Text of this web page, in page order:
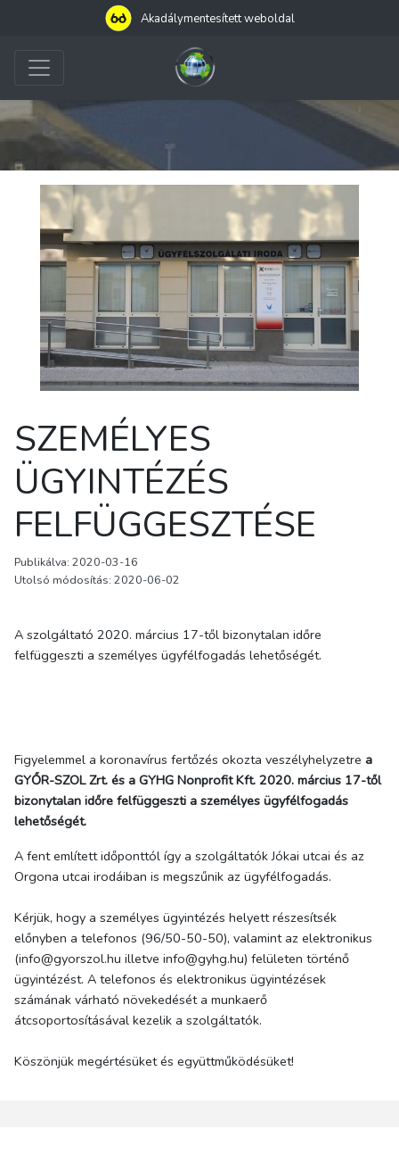
Akadálymentesített weboldal
SZEMÉLYES
ÜGYINTÉZÉS
FELFÜGGESZTÉSE
Publikálva: 2020-03-16
Utolsó módosítás: 2020-06-02
A szolgáltató 2020. március 17-től bizonytalan időre
felfüggeszti a személyes ügyfélfogadás lehetőségét.
Figyelemmel a koronavírus fertőzés okozta veszélyhelyzetre a
GYŐR-SZOL Zrt. és a GYHG Nonprofit Kft. 2020. március 17-től
bizonytalan időre felfüggeszti a személyes ügyfélfogadás
lehetőségét.
A fent említett időponttól így a szolgáltatók Jókai utcai és az
Orgona utcai irodáiban is megszűnik az ügyfélfogadás.
Kérjük, hogy a személyes ügyintézés helyett részesítsék
előnyben a telefonos (96/50-50-50), valamint az elektronikus
(info@gyorszol.hu illetve info@gyhg.hu) felületen történő
ügyintézést. A telefonos és elektronikus ügyintézések
számának várható növekedését a munkaerő
átcsoportosításával kezelik a szolgáltatók.
Köszönjük megértésüket és együttműködésüket!